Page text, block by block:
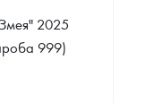
2025
999)